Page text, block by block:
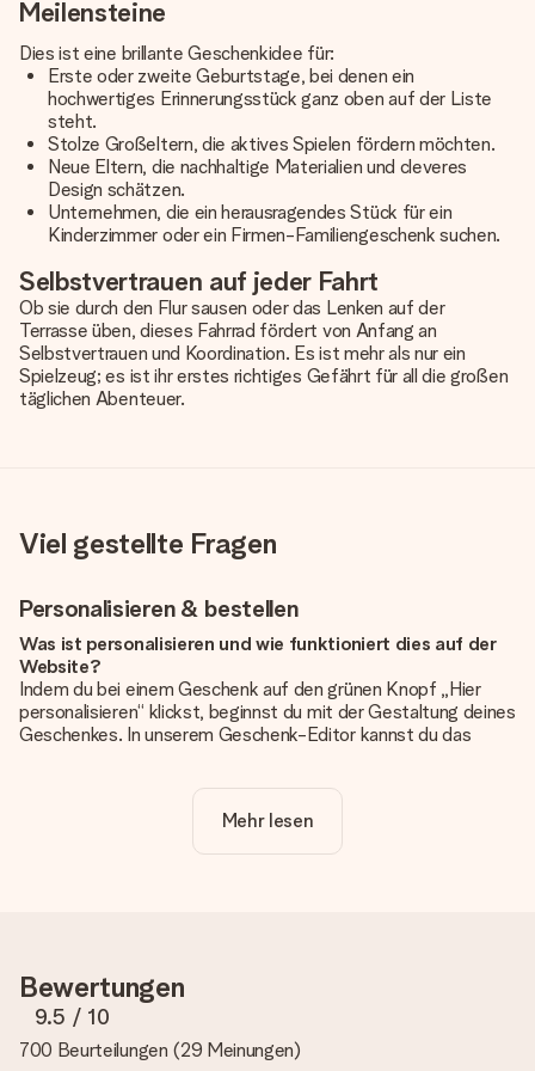
Meilensteine
Dies ist eine brillante Geschenkidee für:
Erste oder zweite Geburtstage, bei denen ein
hochwertiges Erinnerungsstück ganz oben auf der Liste
steht.
Stolze Großeltern, die aktives Spielen fördern möchten.
Neue Eltern, die nachhaltige Materialien und cleveres
Design schätzen.
Unternehmen, die ein herausragendes Stück für ein
Kinderzimmer oder ein Firmen-Familiengeschenk suchen.
Selbstvertrauen auf jeder Fahrt
Ob sie durch den Flur sausen oder das Lenken auf der
Terrasse üben, dieses Fahrrad fördert von Anfang an
Selbstvertrauen und Koordination. Es ist mehr als nur ein
Spielzeug; es ist ihr erstes richtiges Gefährt für all die großen
täglichen Abenteuer.
Viel gestellte Fragen
Personalisieren & bestellen
Was ist personalisieren und wie funktioniert dies auf der
Website?
Indem du bei einem Geschenk auf den grünen Knopf „Hier
personalisieren“ klickst, beginnst du mit der Gestaltung deines
Geschenkes. In unserem Geschenk-Editor kannst du das
noch eines unserer angebotenen Designs, um deinem
Geschenk die perfekte Ausstrahlung zu verleihen.
Wir möchten sicherstellen, dass du mit deinem Geschenk
rundum zufrieden bist. Deshalb ist es wichtig, qualitativ
hochwertige Fotos zu verwenden. Wenn du dir nicht sicher
bist, ob dein Bild die erforderliche Qualität aufweist, wende
Mehr lesen
Bewertungen
9.5 / 10
700 Beurteilungen (29 Meinungen)